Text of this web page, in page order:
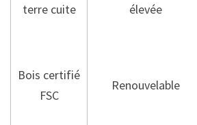
terre cuite
élevée
Bois certifié
FSC
Renouvelable